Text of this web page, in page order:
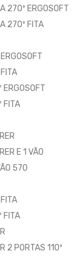
270º ERGOSOFT
270º FITA
ERGOSOFT
FITA
E 1 VÃO
570
FITA
2 PORTAS 110º